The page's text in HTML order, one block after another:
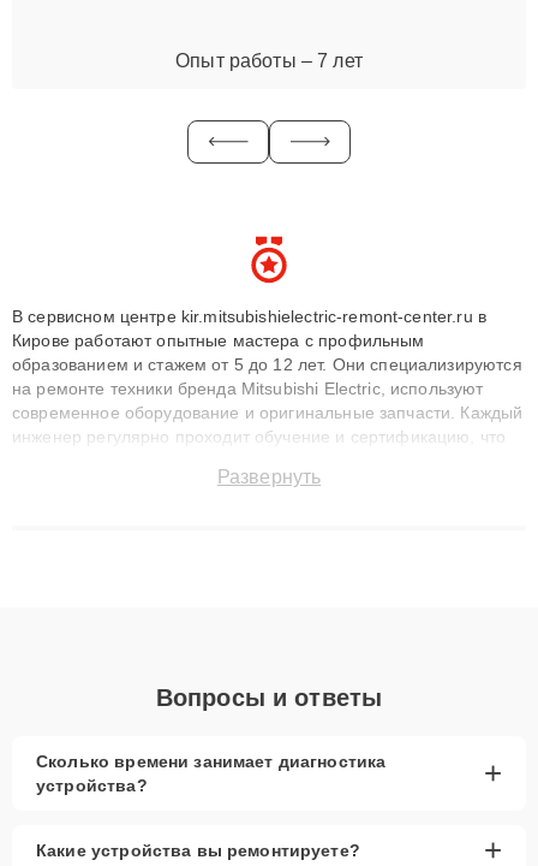
Опыт работы – 7 лет
В сервисном центре kir.mitsubishielectric-remont-center.ru в
Кирове работают опытные мастера с профильным
образованием и стажем от 5 до 12 лет. Они специализируются
на ремонте техники бренда Mitsubishi Electric, используют
современное оборудование и оригинальные запчасти. Каждый
инженер регулярно проходит обучение и сертификацию, что
восстанавливать технику с сохранением гарантии до 3 лет.
Развернуть
Вопросы и ответы
Сколько времени занимает диагностика
устройства?
+
Какие устройства вы ремонтируете? +